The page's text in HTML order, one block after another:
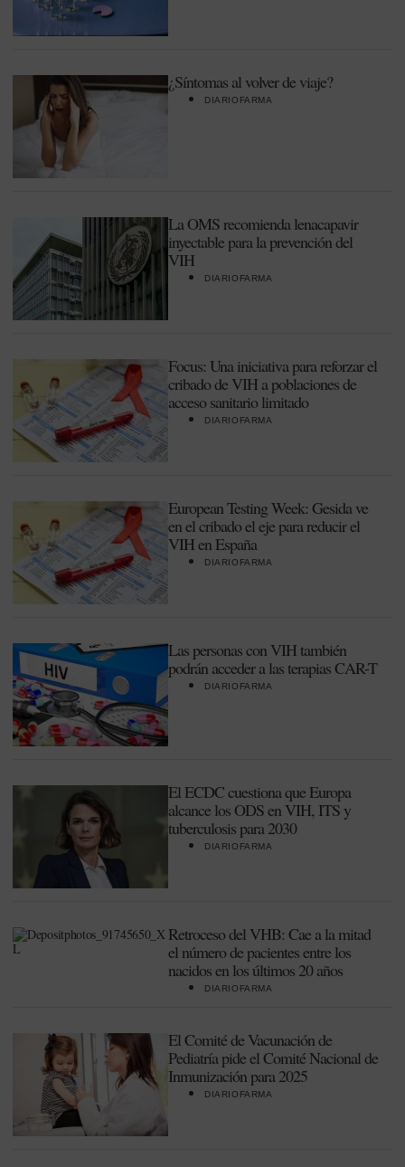
¿Síntomas al volver de viaje?
DIARIOFARMA
La OMS recomienda lenacapavir
inyectable para la prevención del
VIH
DIARIOFARMA
Focus: Una iniciativa para reforzar el
cribado de VIH a poblaciones de
acceso sanitario limitado
DIARIOFARMA
European Testing Week: Gesida ve
en el cribado el eje para reducir el
VIH en España
DIARIOFARMA
Las personas con VIH también
podrán acceder a las terapias CAR-T
DIARIOFARMA
El ECDC cuestiona que Europa
alcance los ODS en VIH, ITS y
tuberculosis para 2030
DIARIOFARMA
Retroceso del VHB: Cae a la mitad
el número de pacientes entre los
nacidos en los últimos 20 años
DIARIOFARMA
El Comité de Vacunación de
Pediatría pide el Comité Nacional de
Inmunización para 2025
DIARIOFARMA